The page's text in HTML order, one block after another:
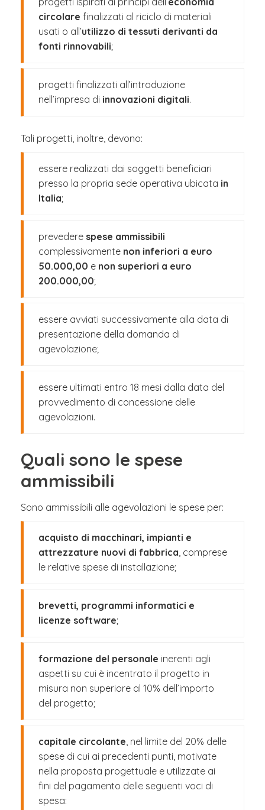
circolare finalizzati al riciclo di materiali
usati o all’utilizzo di tessuti derivanti da
fonti rinnovabili;
progetti finalizzati all’introduzione
nell’impresa di innovazioni digitali.
Tali progetti, inoltre, devono:
essere realizzati dai soggetti beneficiari
presso la propria sede operativa ubicata in
Italia;
prevedere spese ammissibili
complessivamente non inferiori a euro
50.000,00 e non superiori a euro
200.000,00;
essere avviati successivamente alla data di
presentazione della domanda di
agevolazione;
essere ultimati entro 18 mesi dalla data del
provvedimento di concessione delle
agevolazioni.
Quali sono le spese
ammissibili
Sono ammissibili alle agevolazioni le spese per:
acquisto di macchinari, impianti e
attrezzature nuovi di fabbrica, comprese
le relative spese di installazione;
brevetti, programmi informatici e
licenze software;
formazione del personale inerenti agli
aspetti su cui è incentrato il progetto in
misura non superiore al 10% dell’importo
del progetto;
capitale circolante, nel limite del 20% delle
spese di cui ai precedenti punti, motivate
nella proposta progettuale e utilizzate ai
fini del pagamento delle seguenti voci di
spesa: